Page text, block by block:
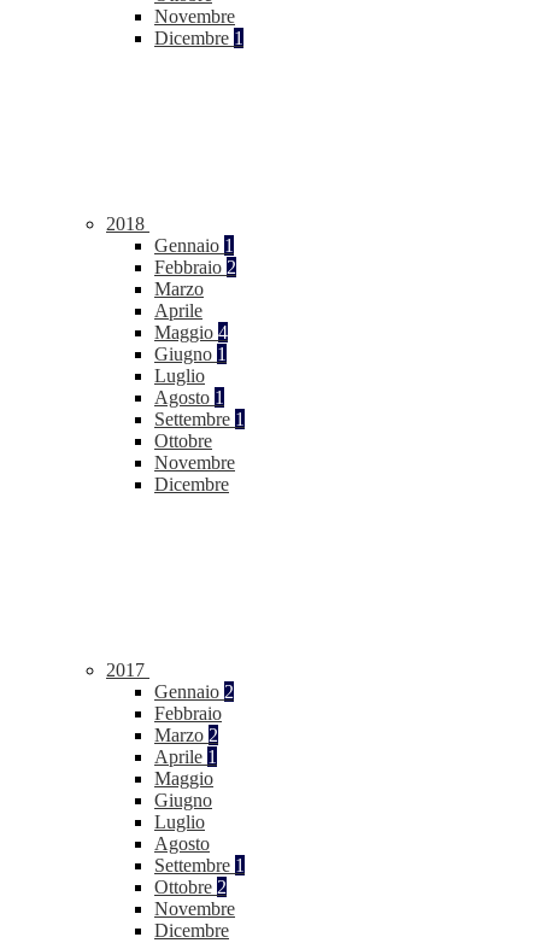
Novembre
Dicembre 1
2018
Gennaio 1
Febbraio 2
Marzo
Aprile
Maggio 4
Giugno 1
Luglio
Agosto 1
Settembre 1
Ottobre
Novembre
Dicembre
2017
Gennaio 2
Febbraio
Marzo 2
Aprile 1
Maggio
Giugno
Luglio
Agosto
Settembre 1
Ottobre 2
Novembre
Dicembre